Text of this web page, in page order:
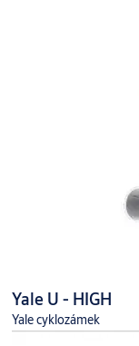
Yale U - HIGH
Yale cyklozámek